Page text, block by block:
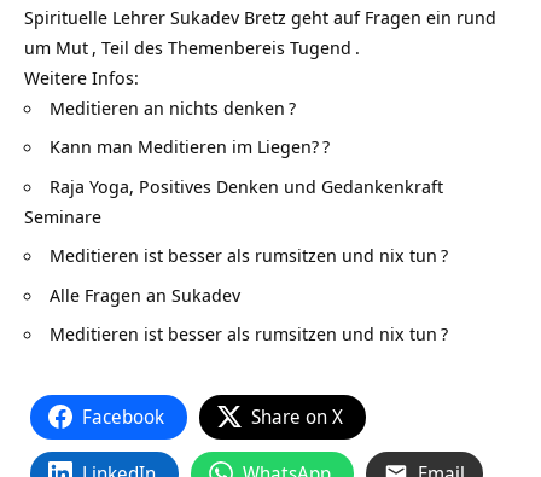
Spirituelle Lehrer Sukadev Bretz geht auf Fragen ein rund
um Mut , Teil des Themenbereis Tugend .
Weitere Infos:
Meditieren an nichts denken ?
Kann man Meditieren im Liegen??
Raja Yoga, Positives Denken und Gedankenkraft
Seminare
Meditieren ist besser als rumsitzen und nix tun ?
Alle Fragen an Sukadev
Meditieren ist besser als rumsitzen und nix tun ?
Facebook Share on X